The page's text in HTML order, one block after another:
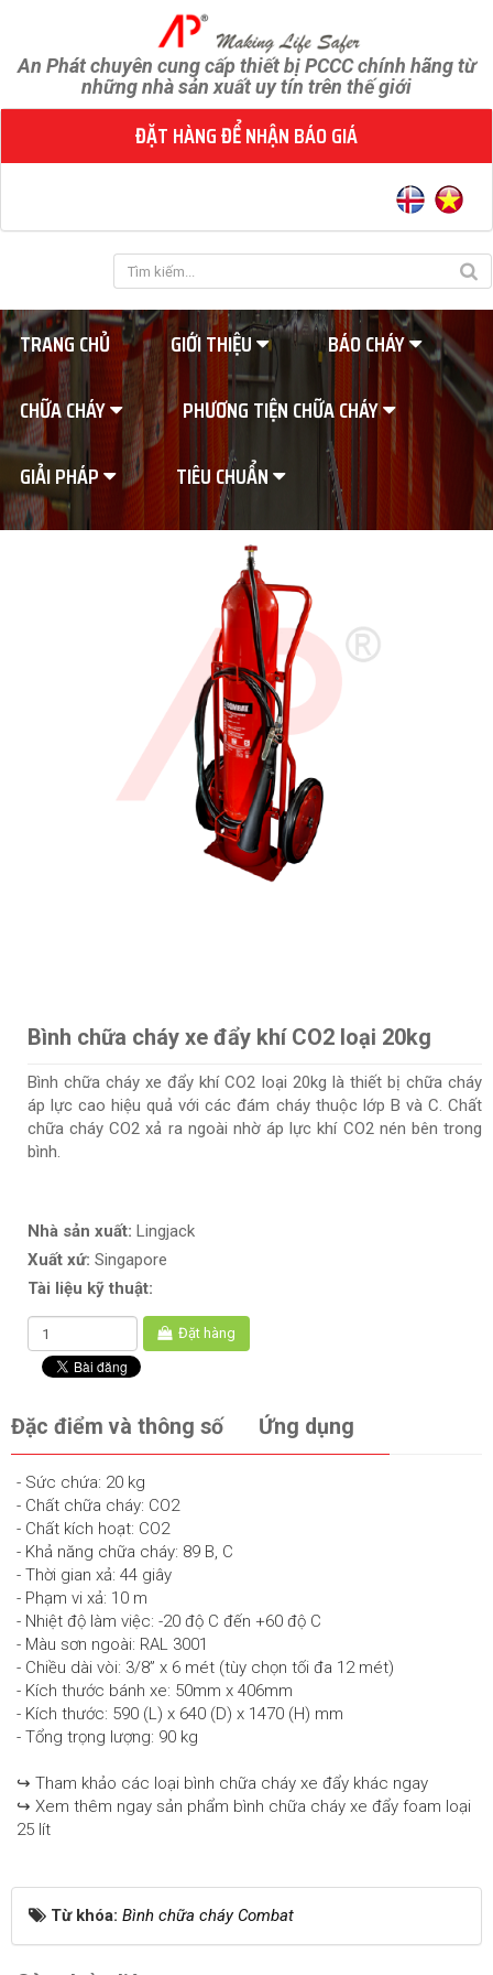
An Phát chuyên cung cấp thiết bị PCCC chính hãng từ
những nhà sản xuất uy tín trên thế giới
ĐẶT HÀNG ĐỂ NHẬN BÁO GIÁ
TRANG CHỦ GIỚI THIỆU
BÁO CHÁY
CHỮA CHÁY
PHƯƠNG TIỆN CHỮA CHÁY
GIẢI PHÁP
TIÊU CHUẨN
Bình chữa cháy xe đẩy khí CO2 loại 20kg
Bình chữa cháy xe đẩy khí CO2 loại 20kg là thiết bị chữa cháy
áp lực cao hiệu quả với các đám cháy thuộc lớp B và C. Chất
chữa cháy CO2 xả ra ngoài nhờ áp lực khí CO2 nén bên trong
bình.
Nhà sản xuất: Lingjack
Xuất xứ: Singapore
Tài liệu kỹ thuật:
Đặt hàng
Đặc điểm và thông số Ứng dụng
- Sức chứa: 20 kg
- Chất chữa cháy: CO2
- Chất kích hoạt: CO2
- Khả năng chữa cháy: 89 B, C
- Thời gian xả: 44 giây
- Phạm vi xả: 10 m
- Nhiệt độ làm việc: -20 độ C đến +60 độ C
- Màu sơn ngoài: RAL 3001
- Chiều dài vòi: 3/8” x 6 mét (tùy chọn tối đa 12 mét)
- Kích thước bánh xe: 50mm x 406mm
- Kích thước: 590 (L) x 640 (D) x 1470 (H) mm
- Tổng trọng lượng: 90 kg
↪ Tham khảo các loại bình chữa cháy xe đẩy khác ngay
↪ Xem thêm ngay sản phẩm bình chữa cháy xe đẩy foam loại
25 lít
Từ khóa: Bình chữa cháy Combat